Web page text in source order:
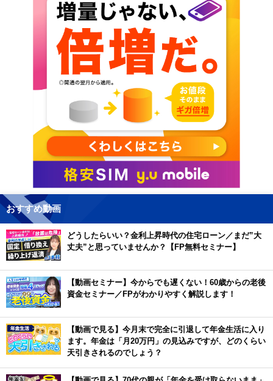
おすすめ動画
どうしたらいい？金利上昇時代の住宅ローン／まだ”大
丈夫”と思っていませんか？【FP無料セミナー】
【動画セミナー】今からでも遅くない！60歳からの老後
資金セミナー／FPがわかりやすく解説します！
【動画で見る】今月末で完全に引退して年金生活に入り
ます。年金は「月20万円」の見込みですが、どのくらい
天引きされるのでしょう？